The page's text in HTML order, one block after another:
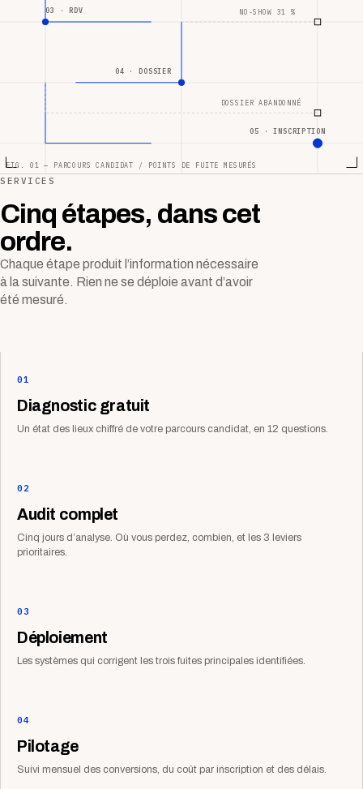
03 · RDV
04 · DOSSIER
05 · INSCRIPTION
NO-SHOW 31 %
DOSSIER ABANDONNÉ
FIG. 01 — PARCOURS CANDIDAT / POINTS DE FUITE MESURÉS
SERVICES
Cinq étapes, dans cet
ordre.
Chaque étape produit l’information nécessaire
à la suivante. Rien ne se déploie avant d’avoir
été mesuré.
01
Diagnostic gratuit
Un état des lieux chiffré de votre parcours candidat, en 12 questions.
02
Audit complet
Cinq jours d’analyse. Où vous perdez, combien, et les 3 leviers
prioritaires.
03
Déploiement
Les systèmes qui corrigent les trois fuites principales identifiées.
04
Pilotage
Suivi mensuel des conversions, du coût par inscription et des délais.